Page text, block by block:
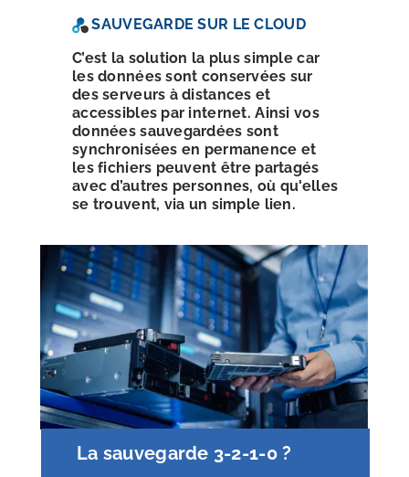
La sauvegarde 3-2-1-0 ?
SAUVEGARDE SUR LE CLOUD
C’est la solution la plus simple car
les données sont conservées sur
des serveurs à distances et
accessibles par internet. Ainsi vos
données sauvegardées sont
synchronisées en permanence et
les fichiers peuvent être partagés
avec d’autres personnes, où qu'elles
se trouvent, via un simple lien.